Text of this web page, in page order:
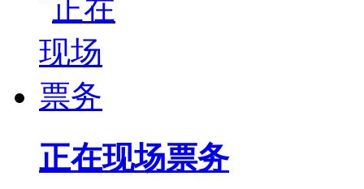
正在现场票务